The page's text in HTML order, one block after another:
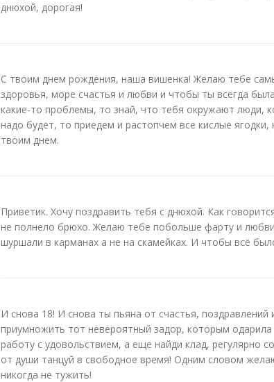
днюхой, дорогая!
С твоим днем рождения, наша вишенка! Желаю тебе
здоровья, море счастья и любви и чтобы ты всегда
какие-то проблемы, то знай, что тебя окружают люди,
надо будет, то приедем и растопчем все кислые
твоим днем.
Приветик. Хочу поздравить тебя с днюхой. Как
не полнело брюхо. Желаю тебе побольше фарту и
шуршали в карманах а не на скамейках. И чтобы всё
И снова 18! И снова ты пьяна от счастья,
приумножить тот невероятный задор, которым
работу с удовольствием, а еще найди клад, регулярно
от души танцуй в свободное время! Одним словом
никогда не тужить!